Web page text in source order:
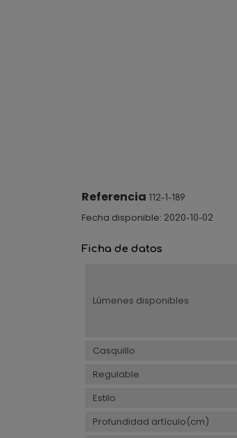
Referencia 112-1-189
Fecha disponible: 2020-10-02
Ficha de datos
Lúmenes disponibles
Casquillo
Regulable
Estilo
Profundidad artículo(cm)